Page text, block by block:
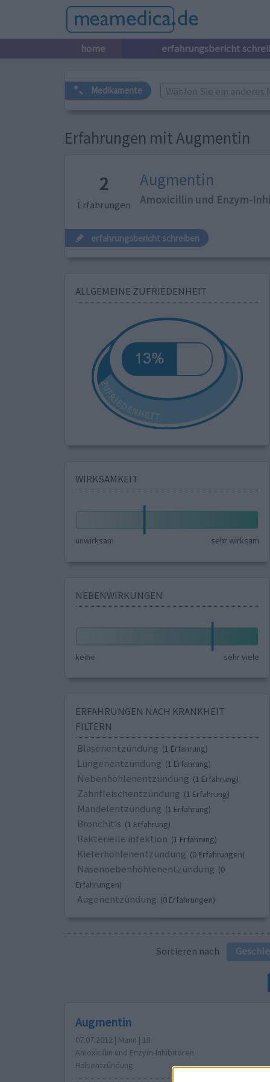
home erfahrungsbericht
Medikamente Wählen Sie ein anderes
Erfahrungen mit Augmentin
2
Erfahrungen
Augmentin
Amoxicillin und Enzym-
erfahrungsbericht schreiben
ALLGEMEINE ZUFRIEDENHEIT
WIRKSAMKEIT
unwirksam sehr wirksam
NEBENWIRKUNGEN
keine sehr viele
ERFAHRUNGEN NACH KRANKHEIT
FILTERN
Blasenentzündung (1 Erfahrung)
Lungenentzündung (1 Erfahrung)
Nebenhöhlenentzündung (1 Erfahrung)
Zahnfleischentzündung (1 Erfahrung)
Mandelentzündung (1 Erfahrung)
Bronchitis (1 Erfahrung)
Bakterielle infektion (1 Erfahrung)
Kieferhöhlenentzündung (0 Erfahrungen)
Nasennebenhöhlenentzündung (0
Erfahrungen)
Augenentzündung (0 Erfahrungen)
Sortieren nach
Augmentin
07.07.2012 | Mann | 18
Amoxicillin und Enzym-Inhibitoren
Halsentzündung